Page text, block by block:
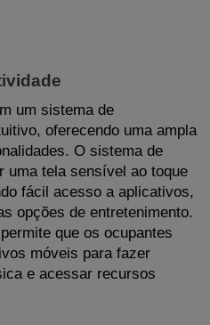
um sistema de
oferecendo uma ampla
O sistema de
uma tela sensível ao toque
fácil acesso a aplicativos,
opções de entretenimento.
que os ocupantes
móveis para fazer
e acessar recursos